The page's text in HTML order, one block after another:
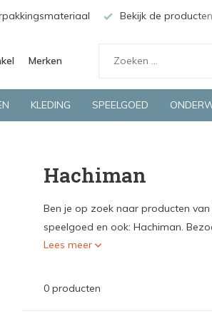
Bekijk de
Merken
KLEDING SPEELGOED
Hachiman
Ben je op zoek naar producten
speelgoed en ook: Hachiman.
Lees meer
0 producten